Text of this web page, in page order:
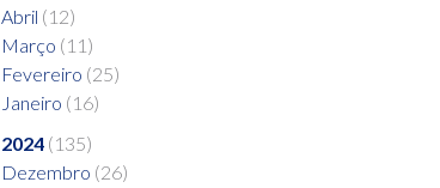
Abril (12)
Março (11)
Fevereiro (25)
Janeiro (16)
2024 (135)
Dezembro (26)